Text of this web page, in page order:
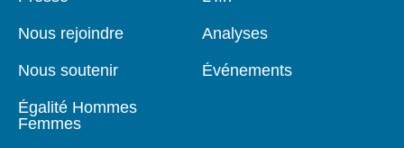
Nous rejoindre
Nous soutenir
Égalité Hommes
Femmes
Analyses
Événements